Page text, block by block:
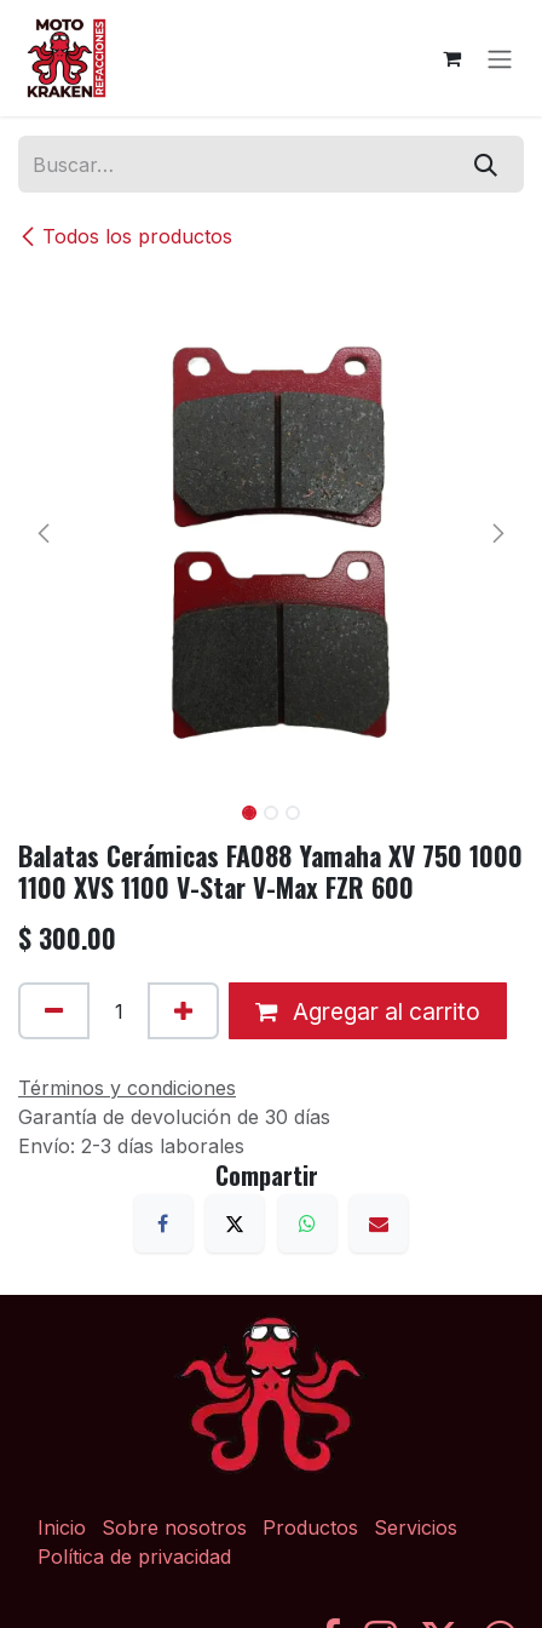
Ir al contenido
Todos los productos
Balatas Cerámicas FA088 Yamaha XV 750 1000
1100 XVS 1100 V-Star V-Max FZR 600
$ 300.00
Agregar al carrito
Términos y condiciones
Garantía de devolución de 30 días
Envío: 2-3 días laborales
Compartir
Inicio Sobre nosotros Productos
Servicios
Política de privacidad